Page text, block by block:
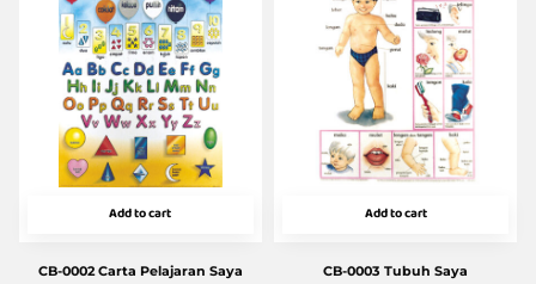
Add to cart
CB-0002 Carta Pelajaran Saya
Add to cart
CB-0003 Tubuh Saya